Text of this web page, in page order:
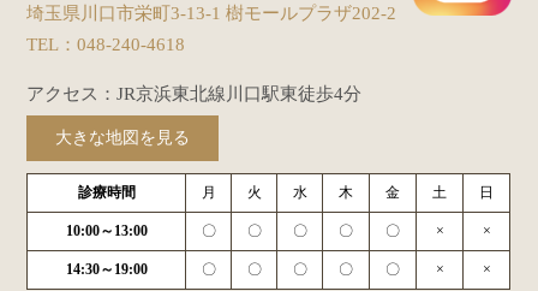
埼玉県川口市栄町3-13-1 樹モールプラザ202-2
TEL：048-240-4618
アクセス：JR京浜東北線川口駅東徒歩4分
大きな地図を見る
診療時間 月 火 水 木 金 土 日
10:00～13:00 〇 〇 〇 〇 〇 × ×
14:30～19:00 〇 〇 〇 〇 〇 × ×